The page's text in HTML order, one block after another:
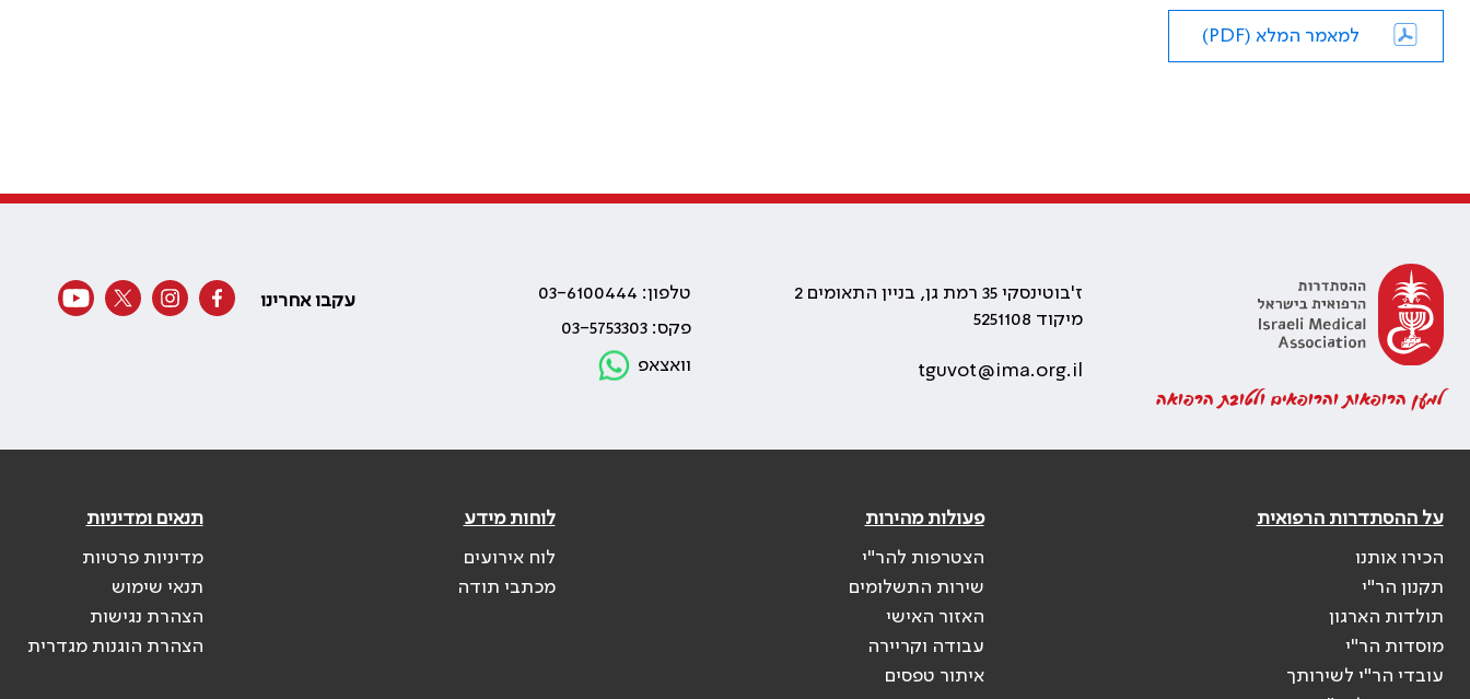
למאמר המלא (PDF)
למען הרופאות והרופאים ולטובת הרפואה
ז'בוטינסקי 35 רמת גן, בניין התאומים 2
מיקוד 5251108
tguvot@ima.org.il
טלפון: 03-6100444
פקס: 03-5753303
וואצאפ
עקבו אחרינו
על ההסתדרות הרפואית
הכירו אותנו
תקנון הר"י
תולדות הארגון
מוסדות הר"י
עובדי הר"י לשירותך
פעולות מהירות
הצטרפות להר"י
שירות התשלומים
האזור האישי
עבודה וקריירה
איתור טפסים
לוחות מידע
לוח אירועים
מכתבי תודה
תנאים ומדיניות
מדיניות פרטיות
תנאי שימוש
הצהרת נגישות
הצהרת הוגנות מגדרית